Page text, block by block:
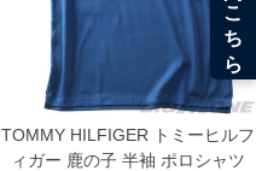
TOMMY HILFIGER トミーヒルフ
ィガー 鹿の子 半袖 ポロシャツ